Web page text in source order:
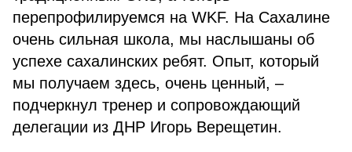
перепрофилируемся на WKF. На Сахалине
очень сильная школа, мы наслышаны об
успехе сахалинских ребят. Опыт, который
мы получаем здесь, очень ценный, –
подчеркнул тренер и сопровождающий
делегации из ДНР Игорь Верещетин.